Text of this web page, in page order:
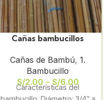
Cañas bambucillos
tratamiento de 3/4″ a 1″
Cañas de Bambú, 1.
Bambucillo
S/2.00 – S/6.00
Características del